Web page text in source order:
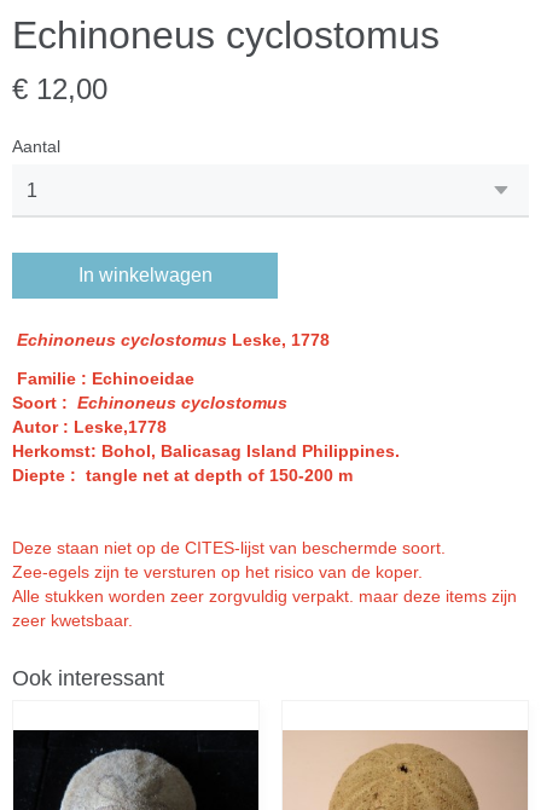
Echinoneus cyclostomus
€ 12,00
Aantal
In winkelwagen
Echinoneus cyclostomus Leske, 1778
Familie : Echinoeidae
Soort : Echinoneus cyclostomus
Autor : Leske,1778
Herkomst: Bohol, Balicasag Island Philippines.
Diepte : tangle net at depth of 150-200 m
Deze staan niet op de CITES-lijst van beschermde soort.
Zee-egels zijn te versturen op het risico van de koper.
Alle stukken worden zeer zorgvuldig verpakt. maar deze items zijn
zeer kwetsbaar.
Ook interessant